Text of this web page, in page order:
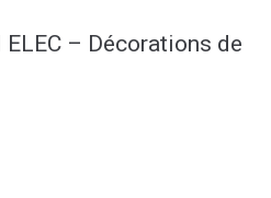
– Décorations de